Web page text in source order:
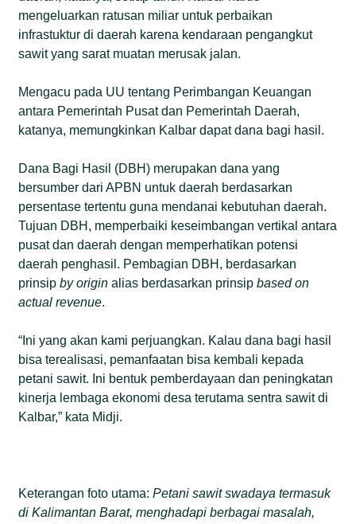
mengeluarkan ratusan miliar untuk perbaikan
infrastuktur di daerah karena kendaraan pengangkut
sawit yang sarat muatan merusak jalan.
Mengacu pada UU tentang Perimbangan Keuangan
antara Pemerintah Pusat dan Pemerintah Daerah,
katanya, memungkinkan Kalbar dapat dana bagi hasil.
Dana Bagi Hasil (DBH) merupakan dana yang
bersumber dari APBN untuk daerah berdasarkan
persentase tertentu guna mendanai kebutuhan daerah.
Tujuan DBH, memperbaiki keseimbangan vertikal antara
pusat dan daerah dengan memperhatikan potensi
daerah penghasil. Pembagian DBH, berdasarkan
prinsipby origin alias berdasarkan prinsipbased on
actual revenue.
“Ini yang akan kami perjuangkan. Kalau dana bagi hasil
bisa terealisasi, pemanfaatan bisa kembali kepada
petani sawit. Ini bentuk pemberdayaan dan peningkatan
kinerja lembaga ekonomi desa terutama sentra sawit di
Kalbar,” kata Midji.
Keterangan foto utama:Petani sawit swadaya termasuk
di Kalimantan Barat, menghadapi berbagai masalah,